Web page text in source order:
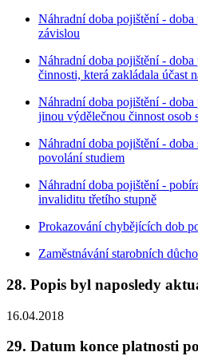
Náhradní doba pojištění - doba
závislou
Náhradní doba pojištění -
činnosti, která zakládala účast
Náhradní doba pojištění -
jinou výdělečnou činnost osob
Náhradní doba pojištění -
povolání studiem
Náhradní doba pojištění -
invaliditu třetího stupně
Prokazování chybějících dob
Zaměstnávání starobních
28. Popis byl naposledy
16.04.2018
29. Datum konce platnosti